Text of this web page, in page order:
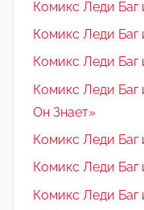
Комикс Леди Баг
Комикс Леди Баг
Комикс Леди
Комикс Леди
Он Знает»
Комикс Леди
Комикс Леди Баг
Комикс Леди